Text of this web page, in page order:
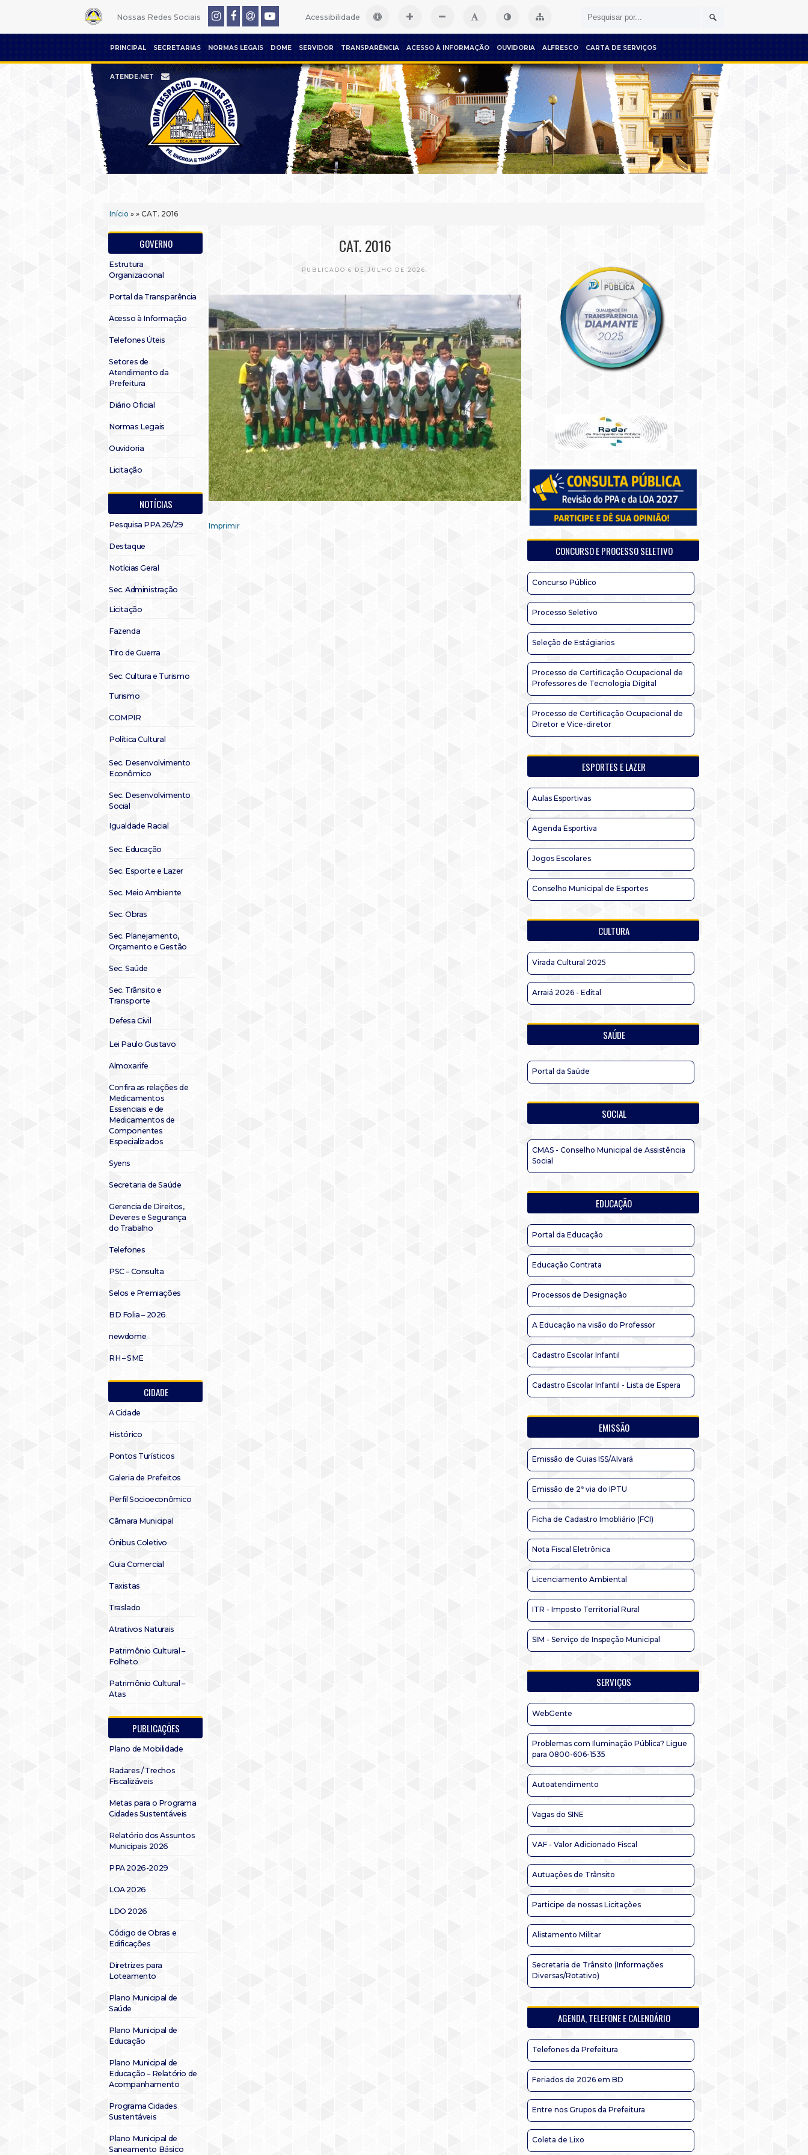
Nossas Redes Sociais Acessibilidade
PRINCIPAL SECRETARIAS NORMAS LEGAIS DOME SERVIDOR TRANSPARÊNCIA ACESSO À INFORMAÇÃO OUVIDORIA ALFRESCO CARTA DE SERVIÇOS
ATENDE.NET
Início » » CAT. 2016
GOVERNO
Estrutura
Organizacional
Portal da Transparência
Acesso à Informação
Telefones Úteis
Setores de
Atendimento da
Prefeitura
Diário Oficial
Normas Legais
Ouvidoria
Licitação
NOTÍCIAS
Pesquisa PPA 26/29
Destaque
Notícias Geral
Sec. Administração
Licitação
Fazenda
Tiro de Guerra
Sec. Cultura e Turismo
Turismo
COMPIR
Política Cultural
Sec. Desenvolvimento
Econômico
Sec. Desenvolvimento
Social
Igualdade Racial
Sec. Educação
Sec. Esporte e Lazer
Sec. Meio Ambiente
Sec. Obras
Sec. Planejamento,
Orçamento e Gestão
Sec. Saúde
Sec. Trânsito e
Transporte
Defesa Civil
Lei Paulo Gustavo
Almoxarife
Confira as relações de
Medicamentos
Essenciais e de
Medicamentos de
Componentes
Especializados
Syens
Secretaria de Saúde
Gerencia de Direitos,
Deveres e Segurança
do Trabalho
Telefones
PSC – Consulta
Selos e Premiações
BD Folia – 2026
newdome
RH – SME
CIDADE
A Cidade
Histórico
Pontos Turísticos
Galeria de Prefeitos
Perfil Socioeconômico
Câmara Municipal
Ônibus Coletivo
Guia Comercial
Taxistas
Traslado
Atrativos Naturais
Patrimônio Cultural –
Folheto
Patrimônio Cultural –
Atas
PUBLICAÇÕES
Plano de Mobilidade
Radares / Trechos
Fiscalizáveis
Metas para o Programa
Cidades Sustentáveis
Relatório dos Assuntos
Municipais 2026
PPA 2026-2029
LOA 2026
LDO 2026
Código de Obras e
Edificações
Diretrizes para
Loteamento
Plano Municipal de
Saúde
Plano Municipal de
Educação
Plano Municipal de
Educação – Relatório de
Acompanhamento
Programa Cidades
Sustentáveis
Plano Municipal de
Saneamento Básico
CAT. 2016
PUBLICADO 6 DE JULHO DE 2026.
Imprimir
CONCURSO E PROCESSO SELETIVO
Concurso Público
Processo Seletivo
Seleção de Estágiarios
Processo de Certificação Ocupacional de
Professores de Tecnologia Digital
Processo de Certificação Ocupacional de
Diretor e Vice-diretor
ESPORTES E LAZER
Aulas Esportivas
Agenda Esportiva
Jogos Escolares
Conselho Municipal de Esportes
CULTURA
Virada Cultural 2025
Arraiá 2026 - Edital
SAÚDE
Portal da Saúde
SOCIAL
CMAS - Conselho Municipal de Assistência
Social
EDUCAÇÃO
Portal da Educação
Educação Contrata
Processos de Designação
A Educação na visão do Professor
Cadastro Escolar Infantil
Cadastro Escolar Infantil - Lista de Espera
EMISSÃO
Emissão de Guias ISS/Alvará
Emissão de 2ª via do IPTU
Ficha de Cadastro Imobliário (FCI)
Nota Fiscal Eletrônica
Licenciamento Ambiental
ITR - Imposto Territorial Rural
SIM - Serviço de Inspeção Municipal
SERVIÇOS
WebGente
Problemas com Iluminação Pública? Ligue
para 0800-606-1535
Autoatendimento
Vagas do SINE
VAF - Valor Adicionado Fiscal
Autuações de Trânsito
Participe de nossas Licitações
Alistamento Militar
Secretaria de Trânsito (Informações
Diversas/Rotativo)
AGENDA, TELEFONE E CALENDÁRIO
Telefones da Prefeitura
Feriados de 2026 em BD
Entre nos Grupos da Prefeitura
Coleta de Lixo